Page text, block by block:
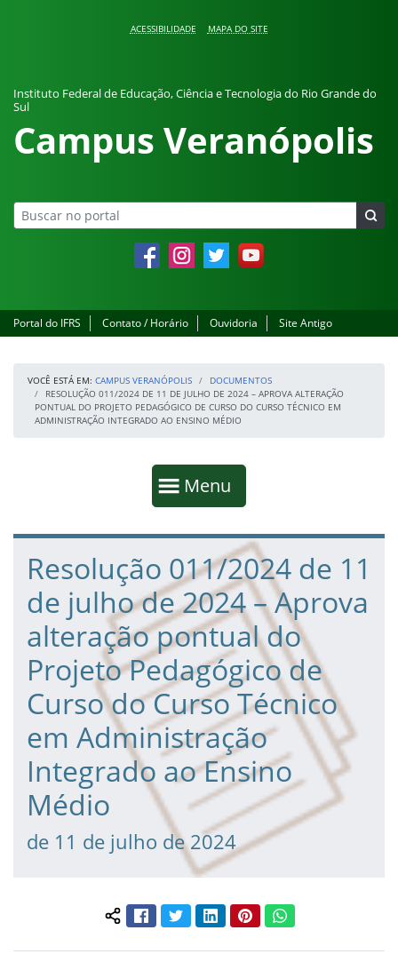
ACESSIBILIDADE MAPA DO SITE
Instituto Federal de Educação, Ciência e Tecnologia do Rio Grande do
Sul
Campus Veranópolis
FacebookInstagramTwitter YouTube
Portal do IFRS Contato / Horário Ouvidoria Site Antigo
VOCÊ ESTÁ EM: CAMPUS VERANÓPOLIS
DOCUMENTOS
RESOLUÇÃO 011/2024 DE 11 DE JULHO DE 2024 – APROVA ALTERAÇÃO
PONTUAL DO PROJETO PEDAGÓGICO DE CURSO DO CURSO TÉCNICO EM
ADMINISTRAÇÃO INTEGRADO AO ENSINO MÉDIO
Mostrar
Menu
Fim da navegação
Início do conteúdo
Resolução 011/2024 de 11
de julho de 2024 – Aprova
alteração pontual do
Projeto Pedagógico de
Curso do Curso Técnico
em Administração
Integrado ao Ensino
Médio
de 11 de julho de 2024
Compartilhar conteúdo:
FacebookTwitterLinkedInPinterestWhatsApp